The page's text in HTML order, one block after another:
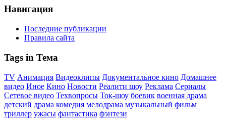
Навигация
Последние публикации
Правила сайта
Tags in Тема
TV Анимация Видеоклипы Документальное кино Домашнее
видео Иное Кино Новости Реалити шоу Реклама Сериалы
Сетевое видео Техвопросы Ток-шоу боевик военная драма
детский драма комедия мелодрама музыкальный фильм
триллер ужасы фантастика фэнтези